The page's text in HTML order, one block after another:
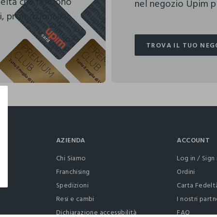
e
nel negozio Upim
TROVA IL TUO
TROVA IL TUO
AZIENDA
Chi Siamo
Franchising
Spedizioni
Resi e cambi
Dichiarazione accessibilità
ACCOUNT
Log in / Sign
Ordini
Carta
I nostri
FAQ